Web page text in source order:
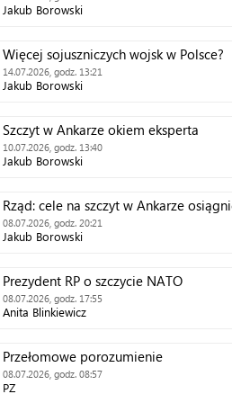
Jakub Borowski
Więcej sojuszniczych wojsk w Polsce?
14.07.2026, godz. 13:21
Jakub Borowski
Szczyt w Ankarze okiem eksperta
10.07.2026, godz. 13:40
Jakub Borowski
Rząd: cele na szczyt w Ankarze
08.07.2026, godz. 20:21
Jakub Borowski
Prezydent RP o szczycie NATO
08.07.2026, godz. 17:55
Anita Blinkiewicz
Przełomowe porozumienie
08.07.2026, godz. 08:57
PZ